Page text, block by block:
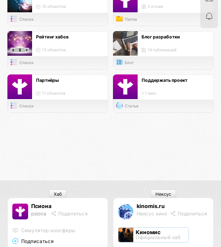
10 объектов
Список
3 атома
Папка
Рейтинг хабов
13 объектов
Список
Блог разработки
14 публикаций
Блог
Партнёры
11 объектов
Список
Поддержать проект
< 1 мин.
Статья
Псиона
psiona Поделиться
Cимулятор ноосферы
Подписаться
Хаб
kinomis.ru
Нексус кино Поделиться
Киномис
Официальный хаб
Нексус